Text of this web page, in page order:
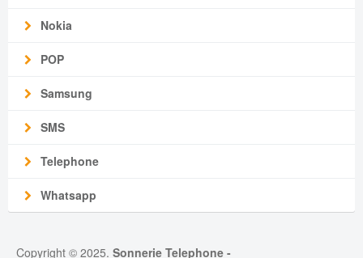
Nokia
POP
Samsung
SMS
Telephone
Whatsapp
Copyright © 2025. Sonnerie Telephone -